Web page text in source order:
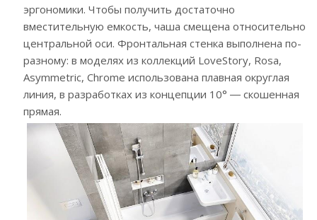
эргономики. Чтобы получить достаточно
вместительную емкость, чаша смещена относительно
центральной оси. Фронтальная стенка выполнена по-
разному: в моделях из коллекций LoveStory, Rosa,
Asymmetric, Chrome использована плавная округлая
линия, в разработках из концепции 10° ― скошенная
прямая.